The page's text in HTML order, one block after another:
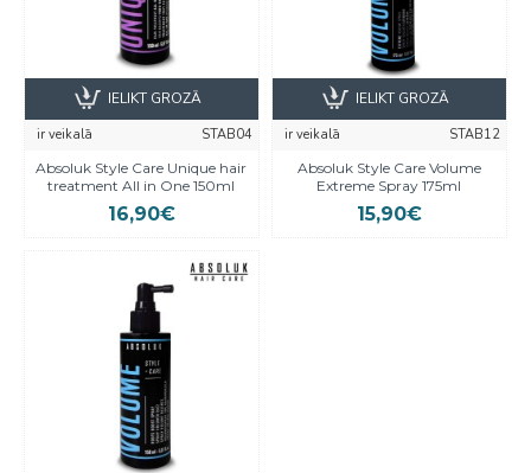
ir veikalā
STAB04
Absoluk Style Care Unique hair
treatment All in One 150ml
16,90€
IELIKT GROZĀ
ir veikalā
STAB12
Absoluk Style Care Volume
Extreme Spray 175ml
15,90€
IELIKT GROZĀ